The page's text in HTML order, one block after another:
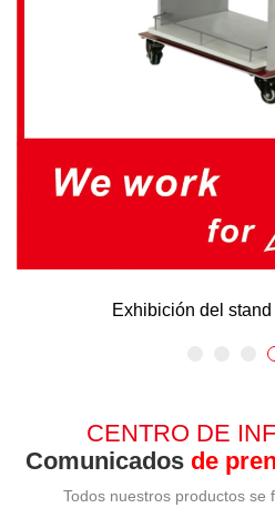
Unidad de
CENTRO DE
Comunicados de
Todos nuestros productos se